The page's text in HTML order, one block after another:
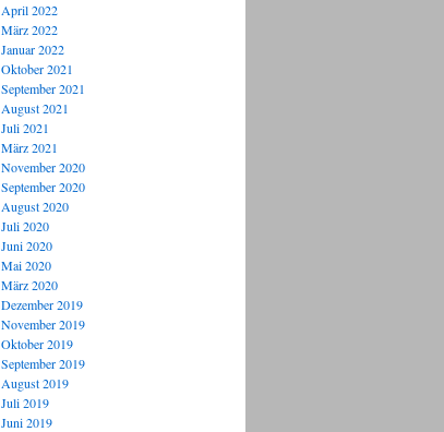
April 2022
März 2022
Januar 2022
Oktober 2021
September 2021
August 2021
Juli 2021
März 2021
November 2020
September 2020
August 2020
Juli 2020
Juni 2020
Mai 2020
März 2020
Dezember 2019
November 2019
Oktober 2019
September 2019
August 2019
Juli 2019
Juni 2019